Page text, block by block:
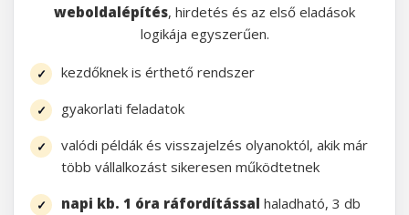
weboldalépítés, hirdetés és az első eladások
logikája egyszerűen.
kezdőknek is érthető rendszer
gyakorlati feladatok
valódi példák és visszajelzés olyanoktól, akik már
több vállalkozást sikeresen működtetnek
napi kb. 1 óra ráfordítással haladható, 3 db